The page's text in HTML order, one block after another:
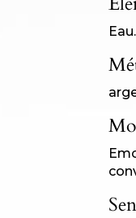
Eau.